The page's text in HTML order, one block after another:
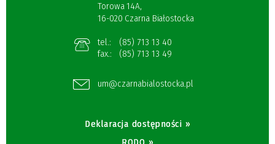
Torowa 14A,
16-020 Czarna Białostocka
tel.:
(85) 713 13 40
fax.:
(85) 713 13 49
um@czarnabialostocka.pl
Deklaracja dostępności »